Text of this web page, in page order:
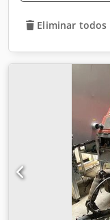
Eliminar